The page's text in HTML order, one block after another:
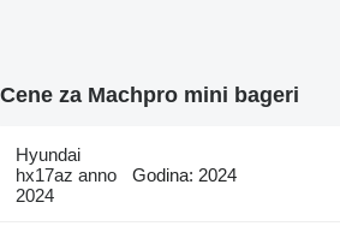
Cene za Machpro mini bageri
Hyundai
hx17az anno
2024
Godina: 2024